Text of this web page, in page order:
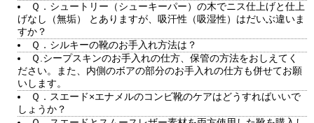
Ｑ．シュートリー（シューキーパー）の木でニス仕上げと仕上
げなし（無垢） とありますが、吸汗性（吸湿性）はだいぶ違いま
すか？
Ｑ．シルキーの靴のお手入れ方法は？
Ｑ.シープスキンのお手入れの仕方、保管の方法をおしえてく
ださい。また、内側のボアの部分のお手入れの仕方も併せてお願
いします。
Ｑ．スエード×エナメルのコンビ靴のケアはどうすればいいで
しょうか？